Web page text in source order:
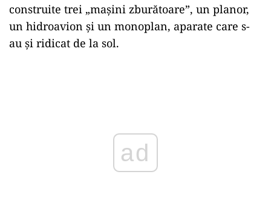
construite trei „maşini zburătoare”, un planor,
un hidroavion şi un monoplan, aparate care s-
au şi ridicat de la sol.
ad